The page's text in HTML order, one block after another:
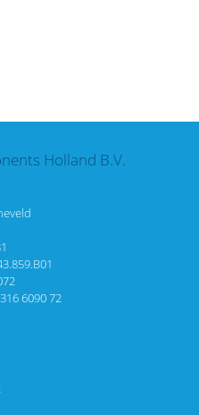
Holland B.V.
6090 72